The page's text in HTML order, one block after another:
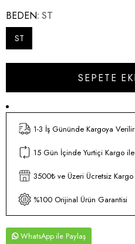
BEDEN ST
ST
1-3 İş Gününde Kargoya Verilir
15 Gün İçinde Yurtiçi Kargo ile
3500₺ ve Üzeri Ücretsiz Kargo
%100 Orijinal Ürün Garantisi
WhatsApp